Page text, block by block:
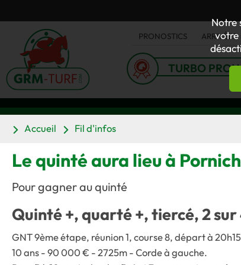
Notre
votre
PRONOSTICS ARRIVÉES
TURBO
Accueil Fil d'infos
Le quinté aura lieu à
Pour gagner au quinté
Quinté +, quarté +, tiercé, 2
GNT 9ème étape, réunion 1, course 8, départ à
10 ans - 90 000 € - 2725m - Corde à gauche.